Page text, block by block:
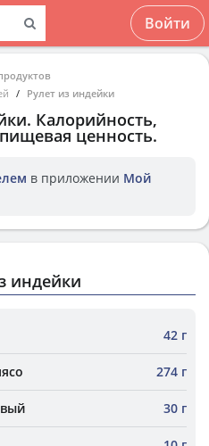
Войти
Рулет из индейки
. Калорийность,
ценность.
в приложении Мой
индейки
42 г
274 г
30 г